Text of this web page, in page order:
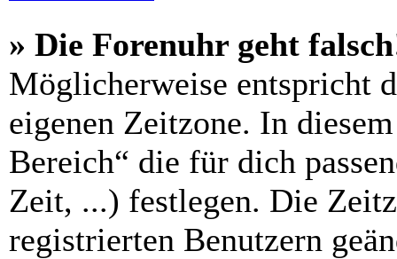
» Die Forenuhr geht
Möglicherweise entspricht
eigenen Zeitzone. In
Bereich“ die für dich
Zeit, ...) festlegen. Die
registrierten Benutzern